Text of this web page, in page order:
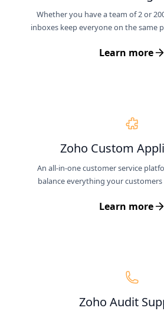
Whether you have a team of 2 or
inboxes keep everyone on the same
Learn more
Zoho Custom
An all-in-one customer service
balance everything your
Learn more
Zoho Audit